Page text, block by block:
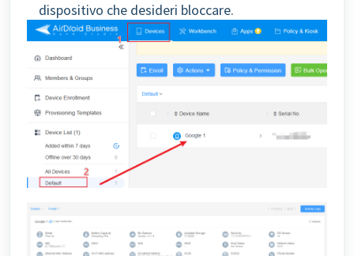
dispositivo che desideri bloccare.